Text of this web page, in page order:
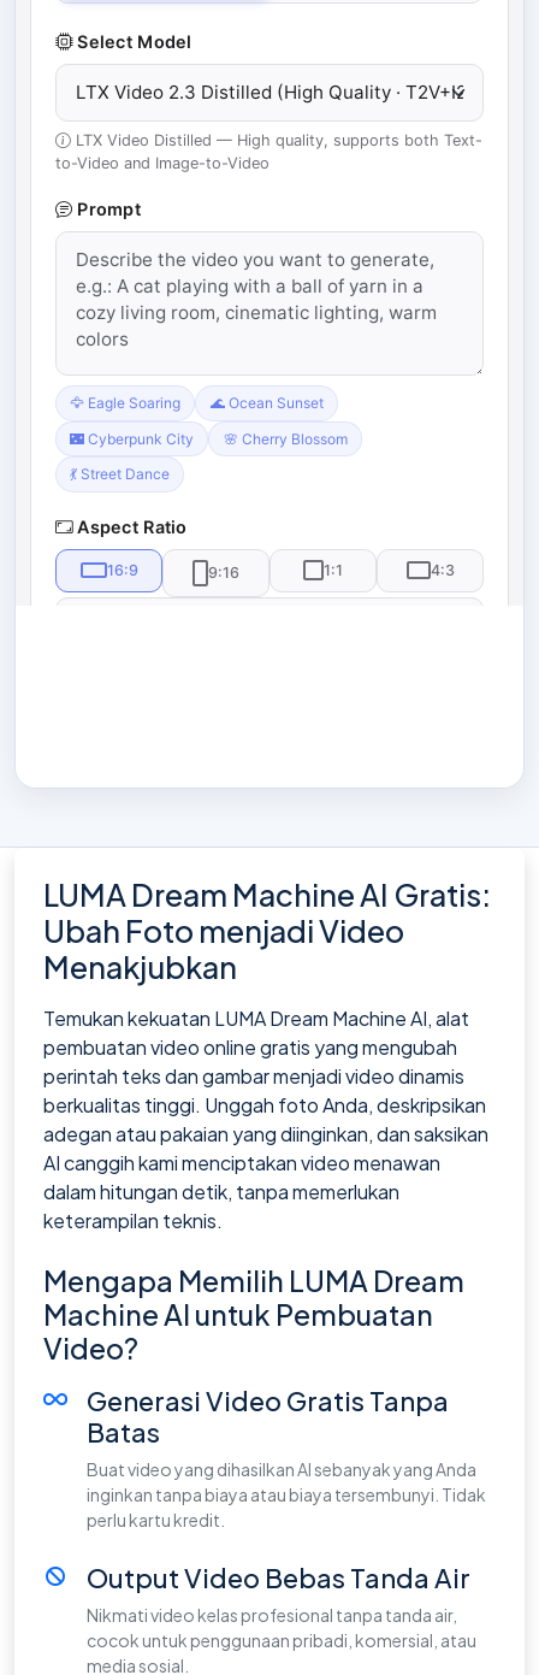
LUMA Dream Machine AI Gratis:
Ubah Foto menjadi Video
Menakjubkan
Temukan kekuatan LUMA Dream Machine AI, alat
pembuatan video online gratis yang mengubah
perintah teks dan gambar menjadi video dinamis
berkualitas tinggi. Unggah foto Anda, deskripsikan
adegan atau pakaian yang diinginkan, dan saksikan
AI canggih kami menciptakan video menawan
dalam hitungan detik, tanpa memerlukan
keterampilan teknis.
Mengapa Memilih LUMA Dream
Machine AI untuk Pembuatan
Video?
Generasi Video Gratis Tanpa
Batas
Buat video yang dihasilkan AI sebanyak yang Anda
inginkan tanpa biaya atau biaya tersembunyi. Tidak
perlu kartu kredit.
Output Video Bebas Tanda Air
Nikmati video kelas profesional tanpa tanda air,
cocok untuk penggunaan pribadi, komersial, atau
media sosial.